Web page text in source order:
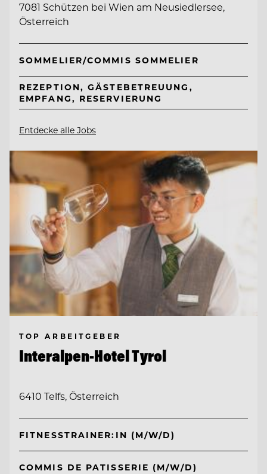
7081 Schützen bei Wien am Neusiedlersee,
Österreich
SOMMELIER/COMMIS SOMMELIER
REZEPTION, GÄSTEBETREUUNG,
EMPFANG, RESERVIERUNG
Entdecke alle Jobs
TOP ARBEITGEBER
Interalpen-Hotel Tyrol
6410 Telfs, Österreich
FITNESSTRAINER:IN (M/W/D)
COMMIS DE PATISSERIE (M/W/D)